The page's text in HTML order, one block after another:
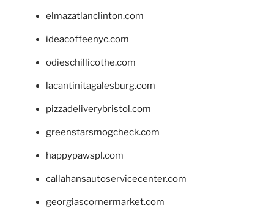
elmazatlanclinton.com
ideacoffeenyc.com
odieschillicothe.com
lacantinitagalesburg.com
pizzadeliverybristol.com
greenstarsmogcheck.com
happypawspl.com
callahansautoservicecenter.com
georgiascornermarket.com